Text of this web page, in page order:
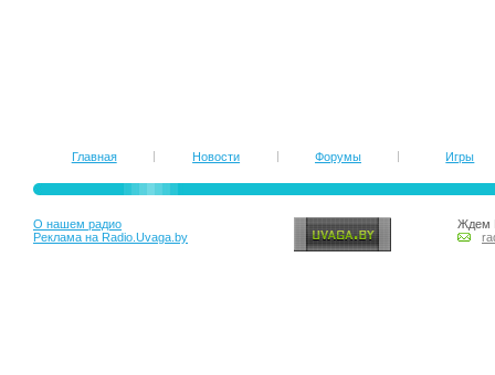
Главная Новости Форумы Игры
О нашем радио
Реклама на Radio.Uvaga.by
Ждем